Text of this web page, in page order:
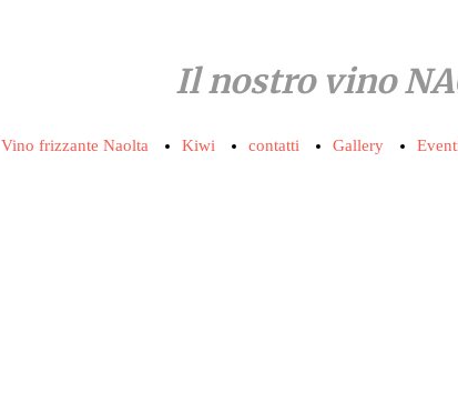
Il nostro vino
Vino frizzante Naolta Kiwi contatti Gallery